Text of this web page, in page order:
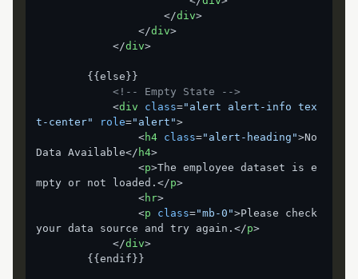
</div>
</div>
</div>
<!-- Empty State -->
<div class="alert alert-info tex
t-center"
role="alert">
<h4 class="alert-heading">No
Data Available</ h4>
<p>The employee dataset is e
mpty or not loaded. </p>
<hr>
<p class="mb-0">Please check
your data source and try again. </p>
</div>